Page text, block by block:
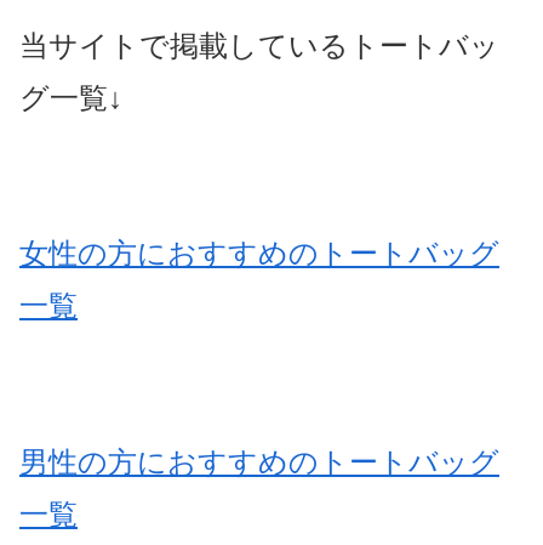
当サイトで掲載しているトートバッ
グ一覧↓
女性の方におすすめのトートバッグ
一覧
男性の方におすすめのトートバッグ
一覧